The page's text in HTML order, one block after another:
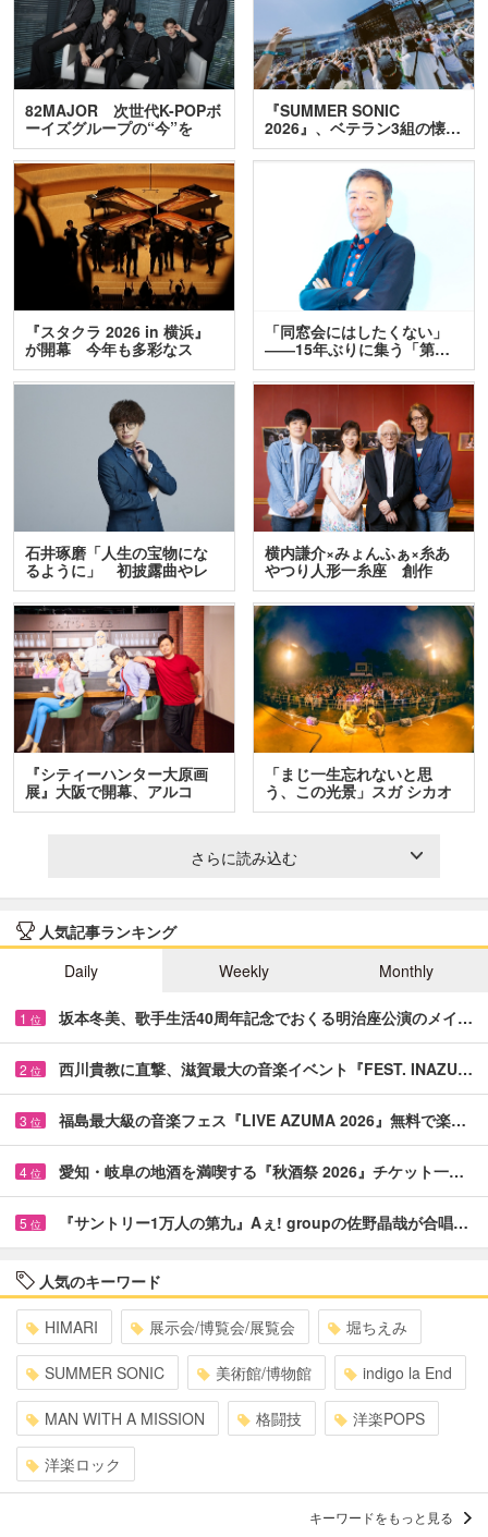
82MAJOR 次世代K-POPボ
ーイズグループの“今”を
訊…
『SUMMER SONIC
2026』、ベテラン3組の懐…
『スタクラ 2026 in 横浜』
が開幕 今年も多彩なス
テ…
「同窓会にはしたくない」
――15年ぶりに集う「第…
石井琢磨「人生の宝物にな
るように」 初披露曲やレ
ア…
横内謙介×みょんふぁ×糸あ
やつり人形一糸座 創作
人…
『シティーハンター大原画
展』大阪で開幕、アルコ
＆…
「まじ一生忘れないと思
う、この光景」スガ シカオ
と…
さらに読み込む
人気記事ランキング
Daily
Weekly Monthly
1 位 坂本冬美、歌手生活40周年記念でおくる明治座公演のメイ…
2 位 西川貴教に直撃、滋賀最大の音楽イベント『FEST. INAZU…
3 位 福島最大級の音楽フェス『LIVE AZUMA 2026』無料で楽…
4 位 愛知・岐阜の地酒を満喫する『秋酒祭 2026』チケット一…
5 位 『サントリー1万人の第九』Aぇ! groupの佐野晶哉が合唱…
人気のキーワード
HIMARI 展示会/博覧会/展覧会 堀ちえみ
SUMMER SONIC 美術館/博物館 indigo la End
MAN WITH A MISSION 格闘技 洋楽POPS
洋楽ロック
キーワードをもっと見る